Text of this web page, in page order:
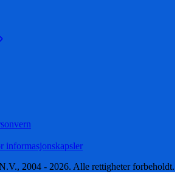
informasjonskapsler
2004 - 2026. Alle rettigheter forbeholdt.